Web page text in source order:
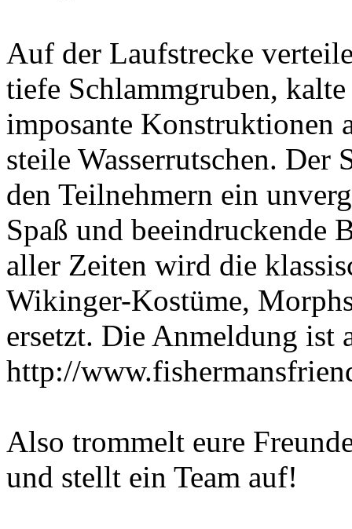
Auf der Laufstrecke
tiefe Schlammgruben,
imposante Konstruktionen
steile Wasserrutschen. Der
den Teilnehmern ein
Spaß und beeindruckende
aller Zeiten wird die
Wikinger-Kostüme,
ersetzt. Die Anmeldung ist
http://
Also trommelt eure
und stellt ein Team auf!